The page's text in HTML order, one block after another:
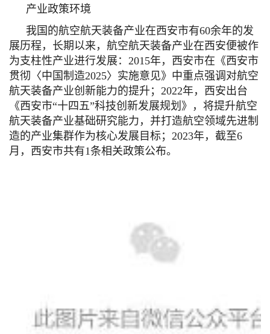
产业政策环境
我国的航空航天装备产业在西安市有60余年的发
展历程，长期以来，航空航天装备产业在西安便被作
为支柱性产业进行发展：2015年，西安市在《西安市
贯彻〈中国制造2025〉实施意见》中重点强调对航空
航天装备产业创新能力的提升；2022年，西安出台
《西安市“十四五”科技创新发展规划》，将提升航空
航天装备产业基础研究能力，并打造航空领域先进制
造的产业集群作为核心发展目标；2023年，截至6
月，西安市共有1条相关政策公布。